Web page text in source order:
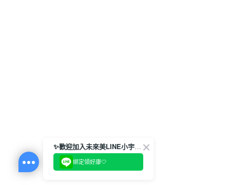
✨歡迎加入未來美LINE小宇宙💫
綁定領好康🤍